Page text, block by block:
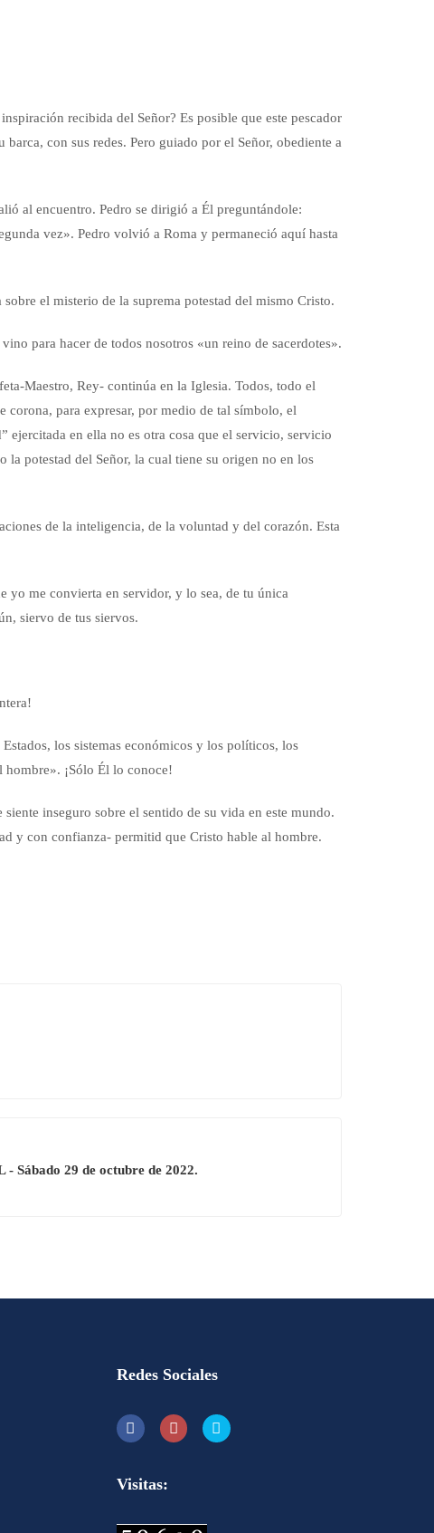
recibida del Señor? Es posible que este pescador
con sus redes. Pero guiado por el Señor, obediente a
al encuentro. Pedro se dirigió a Él preguntándole:
vez». Pedro volvió a Roma y permaneció aquí hasta
el misterio de la suprema potestad del mismo Cristo.
para hacer de todos nosotros «un reino de sacerdotes».
Maestro, Rey- continúa en la Iglesia. Todos, todo el
corona, para expresar, por medio de tal símbolo, el
ejercitada en ella no es otra cosa que el servicio, servicio
potestad del Señor, la cual tiene su origen no en los
de la inteligencia, de la voluntad y del corazón. Esta
yo me convierta en servidor, y lo sea, de tu única
siervo de tus siervos.
los sistemas económicos y los políticos, los
¡Sólo Él lo conoce!
inseguro sobre el sentido de su vida en este mundo.
y con confianza- permitid que Cristo hable al hombre.
Sábado 29 de octubre de 2022.
Redes Sociales
Visitas: